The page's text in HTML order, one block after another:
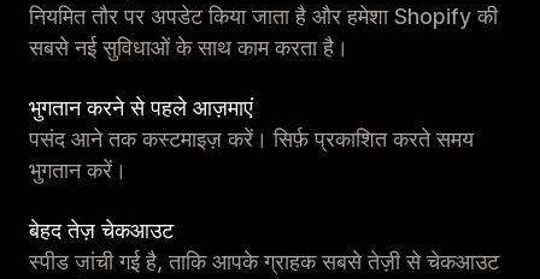
नियमित तौर पर अपडेट किया जाता है और हमेशा Shopify की
सबसे नई सुविधाओं के साथ काम करता है।
भुगतान करने से पहले आज़माएं
पसंद आने तक कस्टमाइज़ करें। सिर्फ़ प्रकाशित करते समय
भुगतान करें।
बेहद तेज़ चेकआउट
स्पीड जांची गई है, ताकि आपके ग्राहक सबसे तेज़ी से चेकआउट